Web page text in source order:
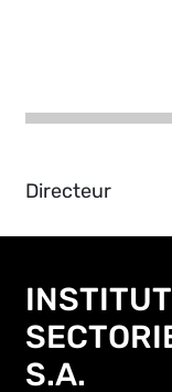
Directeur
S.A.